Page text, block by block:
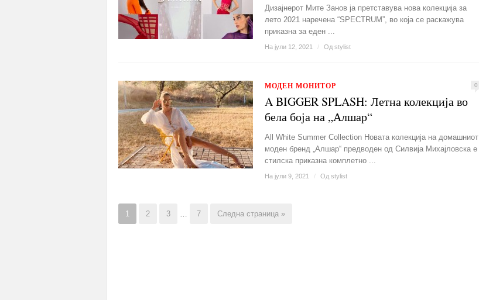
Дизајнерот Мите Занов ја претставува нова колекција за
лето 2021 наречена “SPECTRUM”, во која се раскажува
приказна за еден ...
На јули 12, 2021 / Од stylist
МОДЕН МОНИТОР 0
A BIGGER SPLASH: Летна колекција во
бела боја на „Алшар“
All White Summer Collection Новата колекција на домашниот
моден бренд „Алшар“ предводен од Силвија Михајловска е
стилска приказна комплетно ...
На јули 9, 2021 / Од stylist
1 2 3 … 7 Следна страница »